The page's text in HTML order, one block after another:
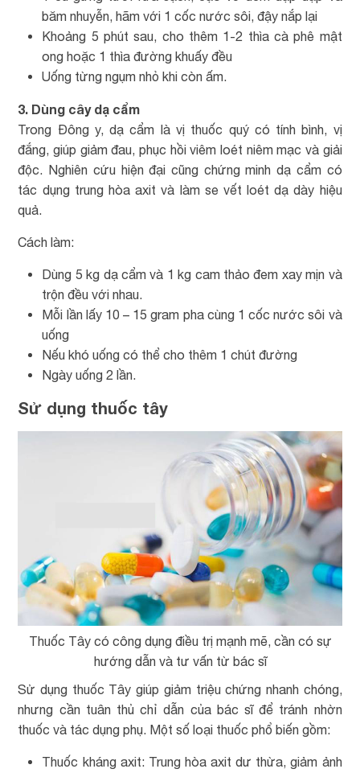
băm nhuyễn, hãm với 1 cốc nước sôi, đậy nắp lại
Khoảng 5 phút sau, cho thêm 1-2 thìa cà phê mật
ong hoặc 1 thìa đường khuấy đều
Uống từng ngụm nhỏ khi còn ấm.
3. Dùng cây dạ cẩm
Trong Đông y, dạ cẩm là vị thuốc quý có tính bình, vị
đắng, giúp giảm đau, phục hồi viêm loét niêm mạc và giải
độc. Nghiên cứu hiện đại cũng chứng minh dạ cẩm có
tác dụng trung hòa axit và làm se vết loét dạ dày hiệu
quả.
Cách làm:
Dùng 5 kg dạ cẩm và 1 kg cam thảo đem xay mịn và
trộn đều với nhau.
Mỗi lần lấy 10 – 15 gram pha cùng 1 cốc nước sôi và
uống
Nếu khó uống có thể cho thêm 1 chút đường
Ngày uống 2 lần.
Sử dụng thuốc tây
Thuốc Tây có công dụng điều trị mạnh mẽ, cần có sự
hướng dẫn và tư vấn từ bác sĩ
Sử dụng thuốc Tây giúp giảm triệu chứng nhanh chóng,
nhưng cần tuân thủ chỉ dẫn của bác sĩ để tránh nhờn
thuốc và tác dụng phụ. Một số loại thuốc phổ biến gồm:
Thuốc kháng axit: Trung hòa axit dư thừa, giảm ảnh